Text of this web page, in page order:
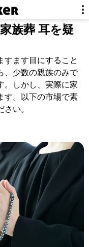
族葬 耳を疑
すます目にすること
、少数の親族のみで
。しかし、実際に家
す。以下の市場で素
い。